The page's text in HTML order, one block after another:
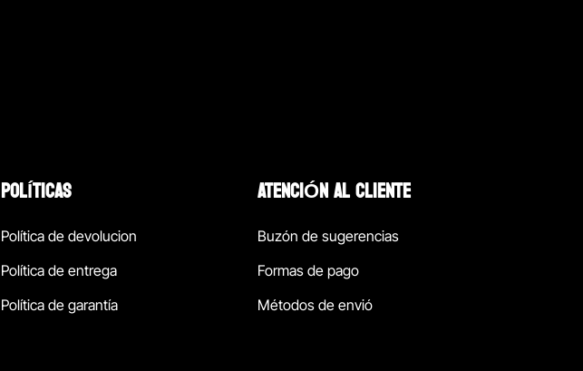
POLÍTICAS
Política de devolucion
Política de entrega
Política de garantía
ATENCIÓN AL CLIENTE
Buzón de sugerencias
Formas de pago
Métodos de envió